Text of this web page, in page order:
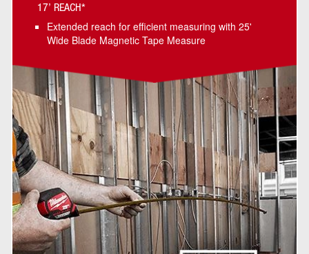
17’ REACH*
Extended reach for efficient measuring with 25'
Wide Blade Magnetic Tape Measure